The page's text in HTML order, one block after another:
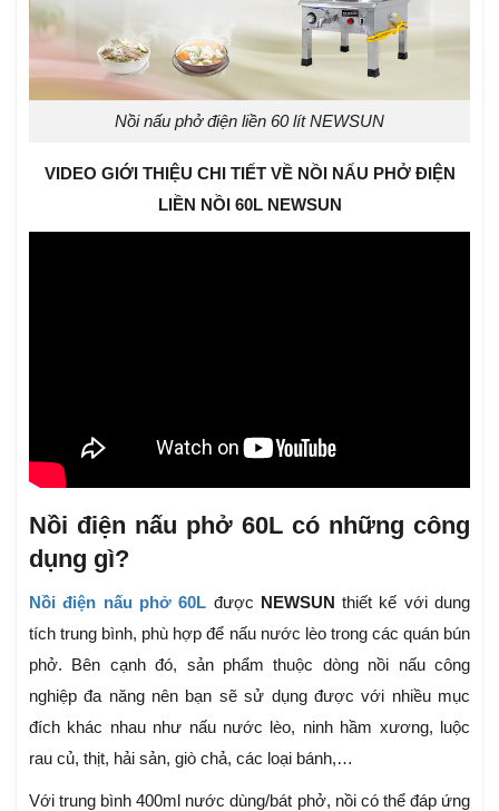
Nồi nấu phở điện liền 60 lít NEWSUN
VIDEO GIỚI THIỆU CHI TIẾT VỀ NỒI NẤU PHỞ ĐIỆN
LIỀN NỒI 60L NEWSUN
Nồi điện nấu phở 60L có những công
dụng gì?
Nồi điện nấu phở 60L được NEWSUN thiết kế với dung
tích trung bình, phù hợp để nấu nước lèo trong các quán bún
phở. Bên cạnh đó, sản phẩm thuộc dòng nồi nấu công
nghiệp đa năng nên bạn sẽ sử dụng được với nhiều mục
đích khác nhau như nấu nước lèo, ninh hầm xương, luộc
rau củ, thịt, hải sản, giò chả, các loại bánh,…
Với trung bình 400ml nước dùng/bát phở, nồi có thể đáp ứng